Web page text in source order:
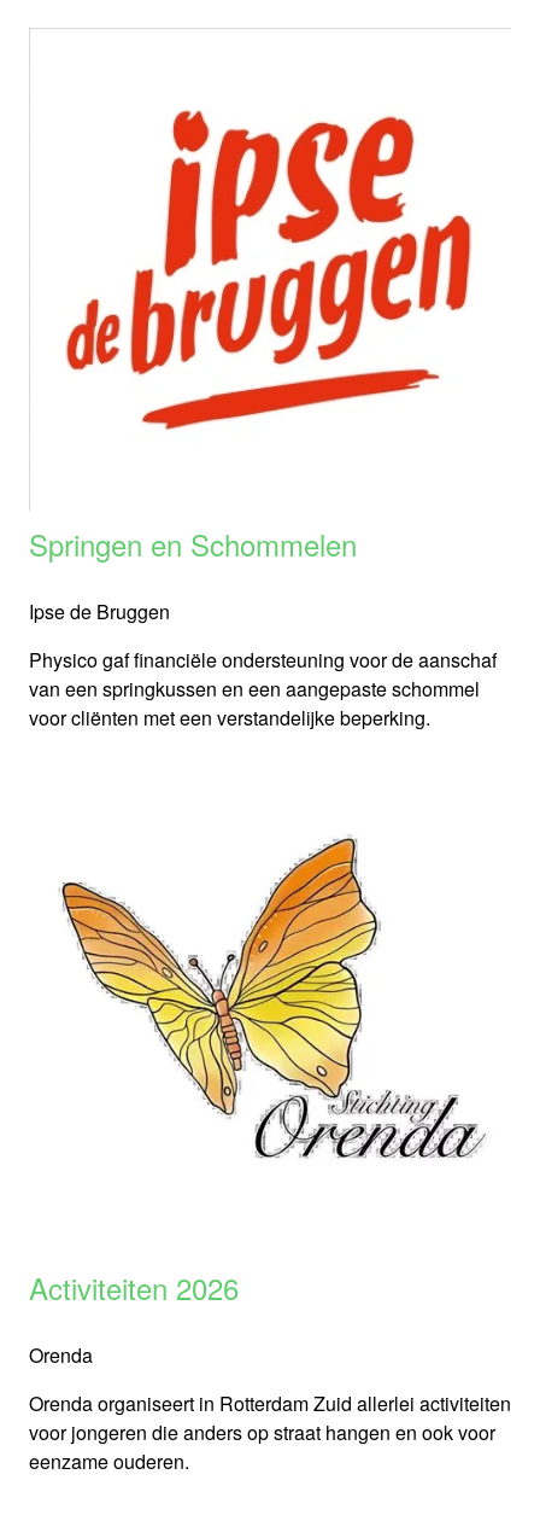
Springen en Schommelen
Ipse de Bruggen
Physico gaf financiële ondersteuning voor de aanschaf
van een springkussen en een aangepaste schommel
voor cliënten met een verstandelijke beperking.
Activiteiten 2026
Orenda
Orenda organiseert in Rotterdam Zuid allerlei activiteiten
voor jongeren die anders op straat hangen en ook voor
eenzame ouderen.